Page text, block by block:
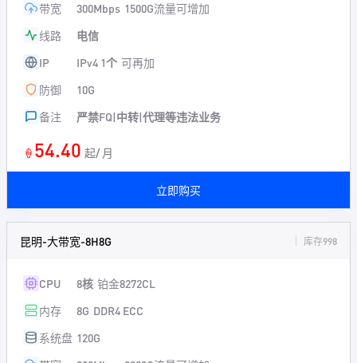
带宽
300Mbps 1500G流量可增加
线路
电信
IP
IPv4 1个 可再加
防御
10G
备注
严禁FQ|中转|代理等违法业务
🍦 54.40 起/ 月
立即购买
昆明-大带宽-8H8G 库存998
CPU 8核 铂金8272CL
内存
8G DDR4 ECC
系统盘 120G